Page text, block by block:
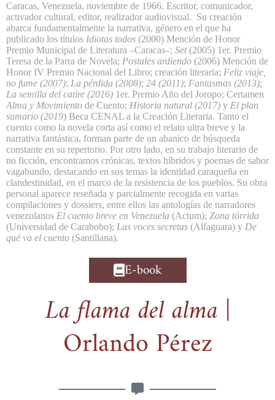
Caracas, Venezuela, noviembre de 1966. Escritor, comunicador,
activador cultural, editor, realizador audiovisual. Su creación
abarca fundamentalmente la narrativa, género en el que ha
publicado los títulos Idiotas todos (2000) Mención de Honor
Premio Municipal de Literatura –Caracas–; Set(2005) 1er. Premio
Teresa de la Parra de Novela; Postales ardiendo (2006) Mención de
Honor IV Premio Nacional del Libro; creación literaria; Feliz viaje,
no fume (2007); La pérdida (2008); 24 (2011); Fantasmas (2013);
La semilla del catire (2016) 1er. Premio Año del Joropo; Certamen
Alma y Movimiento de Cuento; Historia natural (2017) y El plan
sumario (2019) Beca CENAL a la Creación Literaria. Tanto el
cuento como la novela corta así como el relato ultra breve y la
narrativa fantástica, forman parte de un abanico de búsqueda
constante en su repertorio. Por otro lado, en su trabajo literario de
no ficción, encontramos crónicas, textos híbridos y poemas de sabor
vagabundo, destacando en sus temas la identidad caraqueña en
clandestinidad, en el marco de la resistencia de los pueblos. Su obra
personal aparece reseñada y parcialmente recogida en varias
compilaciones y dossiers, entre ellos las antologías de narradores
venezolanos El cuento breve en Venezuela (Actum); Zona tórrida
(Universidad de Carabobo); Las voces secretas (Alfaguara) y De
qué va el cuento (Santillana).
E-book
La flama del alma |
Orlando Pérez